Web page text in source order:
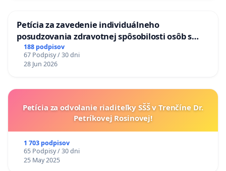
Petícia za zavedenie individuálneho
posudzovania zdravotnej spôsobilosti osôb s
diabetom 1. a 2. typu pri prijímaní do
Policajného zboru SR
188 podpisov
67 Podpisy / 30 dni
28 Jun 2026
Petícia za odvolanie riaditeľky SŠŠ v Trenčíne Dr.
Petríkovej Rosinovej!
1 703 podpisov
65 Podpisy / 30 dni
25 May 2025